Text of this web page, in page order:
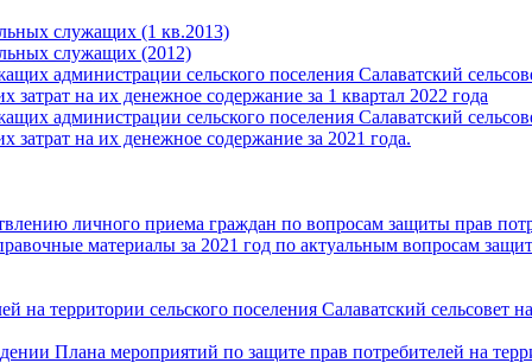
служащих (1 кв.2013)
служащих (2012)
администрации сельского поселения Салаватский
затрат на их денежное содержание за 1 квартал 2022 года
администрации сельского поселения Салаватский
затрат на их денежное содержание за 2021 года.
личного приема граждан по вопросам защиты прав
материалы за 2021 год по актуальным вопросам
на территории сельского поселения Салаватский сельсовет
Плана мероприятий по защите прав потребителей на